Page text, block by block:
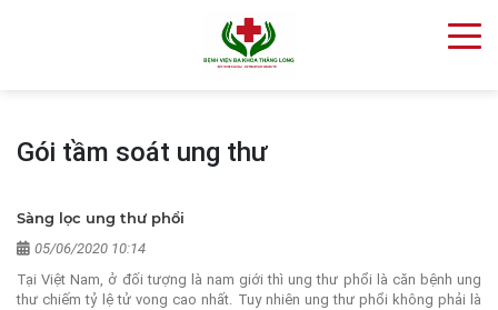
Gói tầm soát ung thư
Sàng lọc ung thư phổi
05/06/2020 10:14
Tại Việt Nam, ở đối tượng là nam giới thì ung thư phổi là căn bệnh ung
thư chiếm tỷ lệ tử vong cao nhất. Tuy nhiên ung thư phổi không phải là